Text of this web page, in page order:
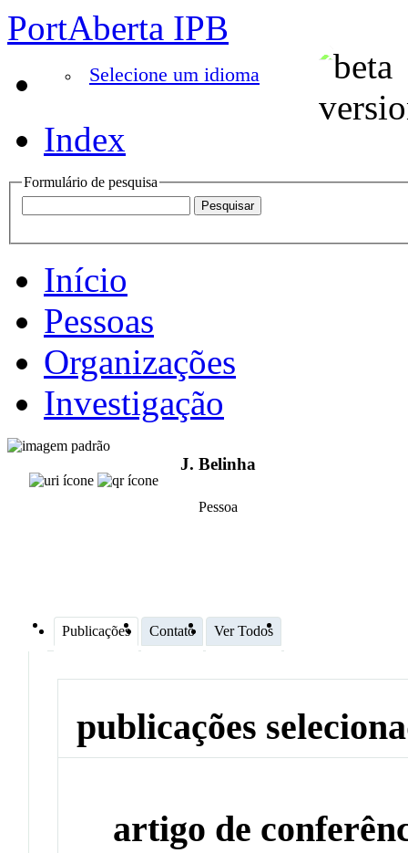
PortAberta IPB
Selecione um idioma
Index
Formulário de pesquisa
Início
Pessoas
Organizações
Investigação
J. Belinha
Pessoa
Publicações Contato Ver Todos
publicações
artigo de